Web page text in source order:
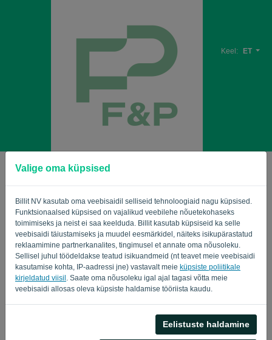
Valige oma küpsised
Billit NV kasutab oma veebisaidil selliseid tehnoloogiaid nagu küpsised.
Funktsionaalsed küpsised on vajalikud veebilehe nõuetekohaseks
toimimiseks ja neist ei saa keelduda. Billit kasutab küpsiseid ka selle
veebisaidi täiustamiseks ja muudel eesmärkidel, näiteks isikupärastatud
reklaamimine partnerkanalites, tingimusel et annate oma nõusoleku.
Sellisel juhul töödeldakse teatud isikuandmeid (nt teavet meie veebisaidi
kasutamise kohta, IP-aadressi jne) vastavalt meie küpsiste poliitikale
kirjeldatud viisil . Saate oma nõusoleku igal ajal tagasi võtta meie
veebisaidi allosas oleva küpsiste haldamise tööriista kaudu.
Eelistuste haldamine
Keel: ET
teretulnud
E-post
Salasõna
Tuleta mulle meelde Unustasid salasõna?